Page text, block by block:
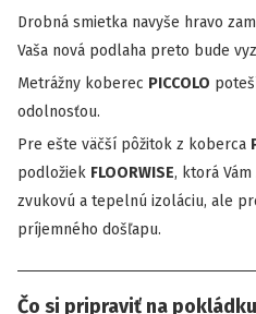
Drobná smietka navyše hravo
Vaša nová podlaha preto bude
Metrážny koberec PICCOLO
odolnosťou.
Pre ešte väčší pôžitok z koberca
podložiek FLOORWISE, ktorá
zvukovú a tepelnú izoláciu, ale
príjemného došľapu.
Čo si pripraviť na